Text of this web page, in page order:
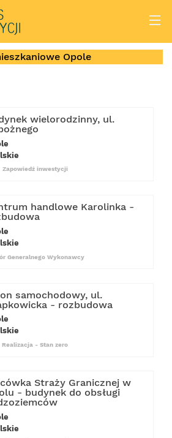
Opole
wielorodzinny, ul.
Zapowiedź inwestycji
handlowe Karolinka -
Generalnego Wykonawcy
samochodowy, ul.
- rozbudowa
Realizacja - Stan zero
Straży Granicznej w
- budynek do obsługi